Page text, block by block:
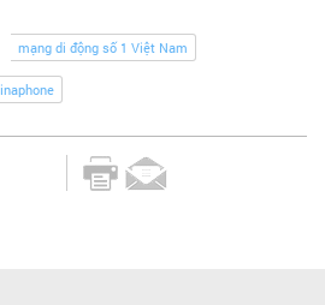
mạng di động số 1 Việt Nam